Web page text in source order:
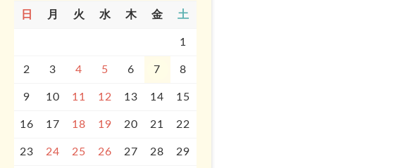
日 月 火 水 木 金 土
1
2 3 4 5 6 7 8
9 10 11 12 13 14 15
16 17 18 19 20 21 22
23 24 25 26 27 28 29